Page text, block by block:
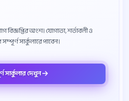
অংশ। যোগ্যতা, শর্তাবলী ও
সার্কুলার দেখুন